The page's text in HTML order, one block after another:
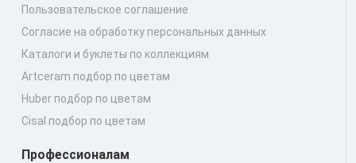
Пользовательское соглашение
Согласие на обработку персональных данных
Каталоги и буклеты по коллекциям
Artceram подбор по цветам
Huber подбор по цветам
Cisal подбор по цветам
Профессионалам